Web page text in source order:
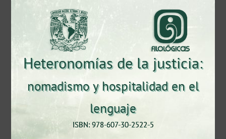
Heteronomías de la justicia:
nomadismo y hospitalidad en el
lenguaje
ISBN: 978-607-30-2522-5